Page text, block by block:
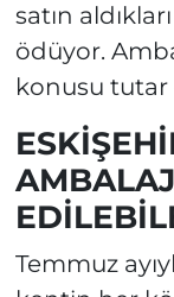
satın
ödüyor.
konusu tutar
Temmuz